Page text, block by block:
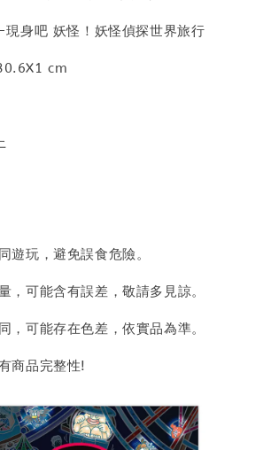
身吧 妖怪！妖怪偵探世界旅行
cm
遊玩，避免誤食危險。
，可能含有誤差，敬請多見諒。
，可能存在色差，依實品為準。
商品完整性!